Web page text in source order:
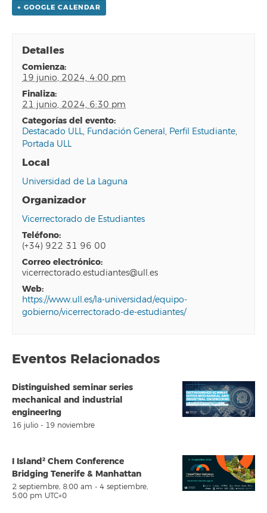
+ GOOGLE CALENDAR
Detalles
comienza:
19 junio, 2024, 4:00 pm
finaliza:
21 junio, 2024, 6:30 pm
categorías del evento:
Destacado ULL, Fundación General, Perfil Estudiante,
Portada ULL
Local
Universidad de La Laguna
Organizador
Vicerrectorado de Estudiantes
teléfono:
(+34) 922 31 96 00
correo electrónico:
vicerrectorado.estudiantes@ull.es
web:
https://www.ull.es/la-universidad/equipo-
gobierno/vicerrectorado-de-estudiantes/
Eventos Relacionados
Distinguished seminar series
mechanical and industrial
engineerIng
16 julio - 19 noviembre
I Island² Chem Conference
Bridging Tenerife & Manhattan
2 septiembre, 8:00 am - 4 septiembre,
5:00 pm UTC+0